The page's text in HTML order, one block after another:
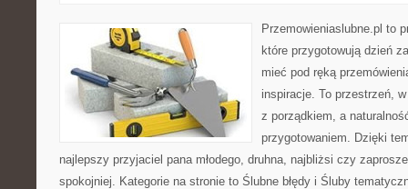
Przemowieniaslubne.pl to
które przygotowują dzień
mieć pod ręką
inspiracje. To przestrzeń,
z porządkiem, a
przygotowaniem. Dzięki
najlepszy przyjaciel pana młodego, druhna, najbliżsi czy
spokojniej. Kategorie na stronie to Ślubne błędy i Śluby